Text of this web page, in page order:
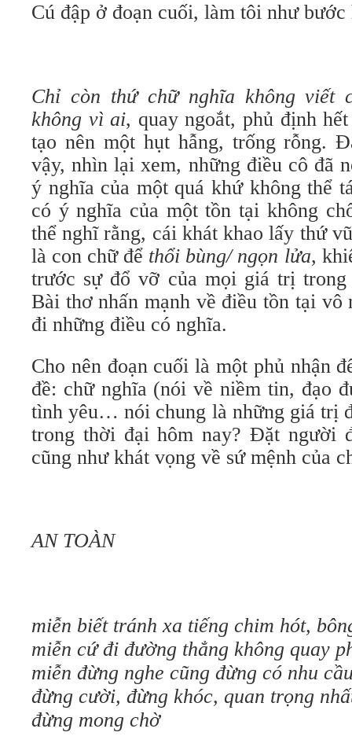
Cú đập ở đoạn cuối, làm tôi như bước
Chỉ còn thứ chữ nghĩa không viết
không vì ai, quay ngoắt, phủ định
tạo nên một hụt hẫng, trống rỗng.
vậy, nhìn lại xem, những điều cô đã
ý nghĩa của một quá khứ không thể
có ý nghĩa của một tồn tại không
thể nghĩ rằng, cái khát khao lấy thứ
là con chữ để thổi bùng/ ngọn lửa,
trước sự đổ vỡ của mọi giá trị
Bài thơ nhấn mạnh về điều tồn tại vô
đi những điều có nghĩa.
Cho nên đoạn cuối là một phủ nhận
đề: chữ nghĩa (nói về niềm tin, đạo
tình yêu… nói chung là những giá trị
trong thời đại hôm nay? Đặt người
cũng như khát vọng về sứ mệnh của
AN TOÀN
miễn biết tránh xa tiếng chim hót,
miễn cứ đi đường thẳng không quay
miễn đừng nghe cũng đừng có nhu
đừng cười, đừng khóc, quan trọng
đừng mong chờ